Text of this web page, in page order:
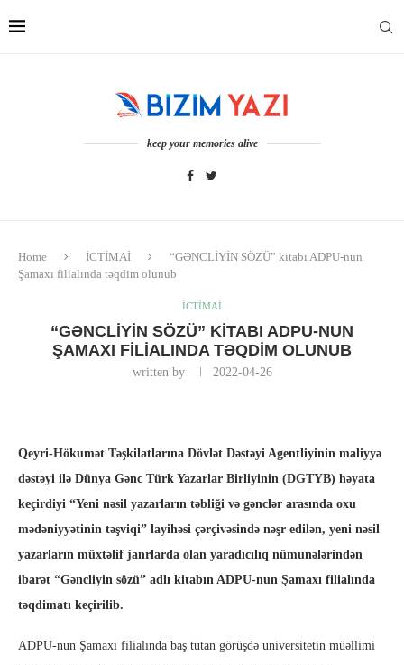
keep your memories alive
Home İCTİMAİ
“GƏNCLİYİN SÖZÜ” kitabı ADPU-nun
Şamaxı filialında təqdim olunub
İCTİMAİ
“GƏNCLİYİN SÖZÜ” KITABI ADPU-NUN
ŞAMAXI FILIALINDA TƏQDIM OLUNUB
written by 2022-04-26
Qeyri-Hökumət Təşkilatlarına Dövlət Dəstəyi Agentliyinin maliyyə
dəstəyi ilə Dünya Gənc Türk Yazarlar Birliyinin (DGTYB) həyata
keçirdiyi “Yeni nəsil yazarların təbliği və gənclər arasında oxu
mədəniyyətinin təşviqi” layihəsi çərçivəsində nəşr edilən, yeni nəsil
yazarların müxtəlif janrlarda olan yaradıcılıq nümunələrindən
ibarət “Gəncliyin sözü” adlı kitabın ADPU-nun Şamaxı filialında
təqdimatı keçirilib.
ADPU-nun Şamaxı filialında baş tutan görüşdə universitetin müəllimi